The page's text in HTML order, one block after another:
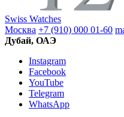
Swiss Watches
Москва +7 (910) 000 01-60
Дубай, ОАЭ
Instagram
Facebook
YouTube
Telegram
WhatsApp